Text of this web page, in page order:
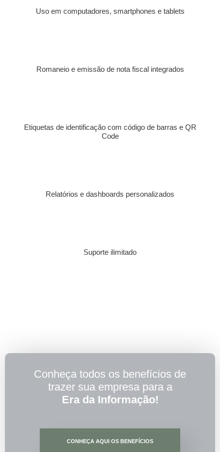
Uso em computadores, smartphones e tablets
Romaneio e emissão de nota fiscal integrados
Etiquetas de identificação com código de barras e QR
Code
Relatórios e dashboards personalizados
Suporte ilimitado
Conheça todos os benefícios de
trazer sua empresa para a
Era da Informação!
CONHEÇA AQUI OS BENEFÍCIOS